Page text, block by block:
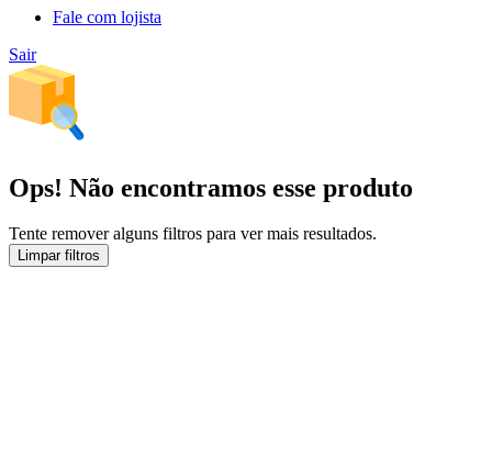
Fale com lojista
Sair
Ops! Não encontramos esse produto
Tente remover alguns filtros para ver mais resultados.
Limpar filtros